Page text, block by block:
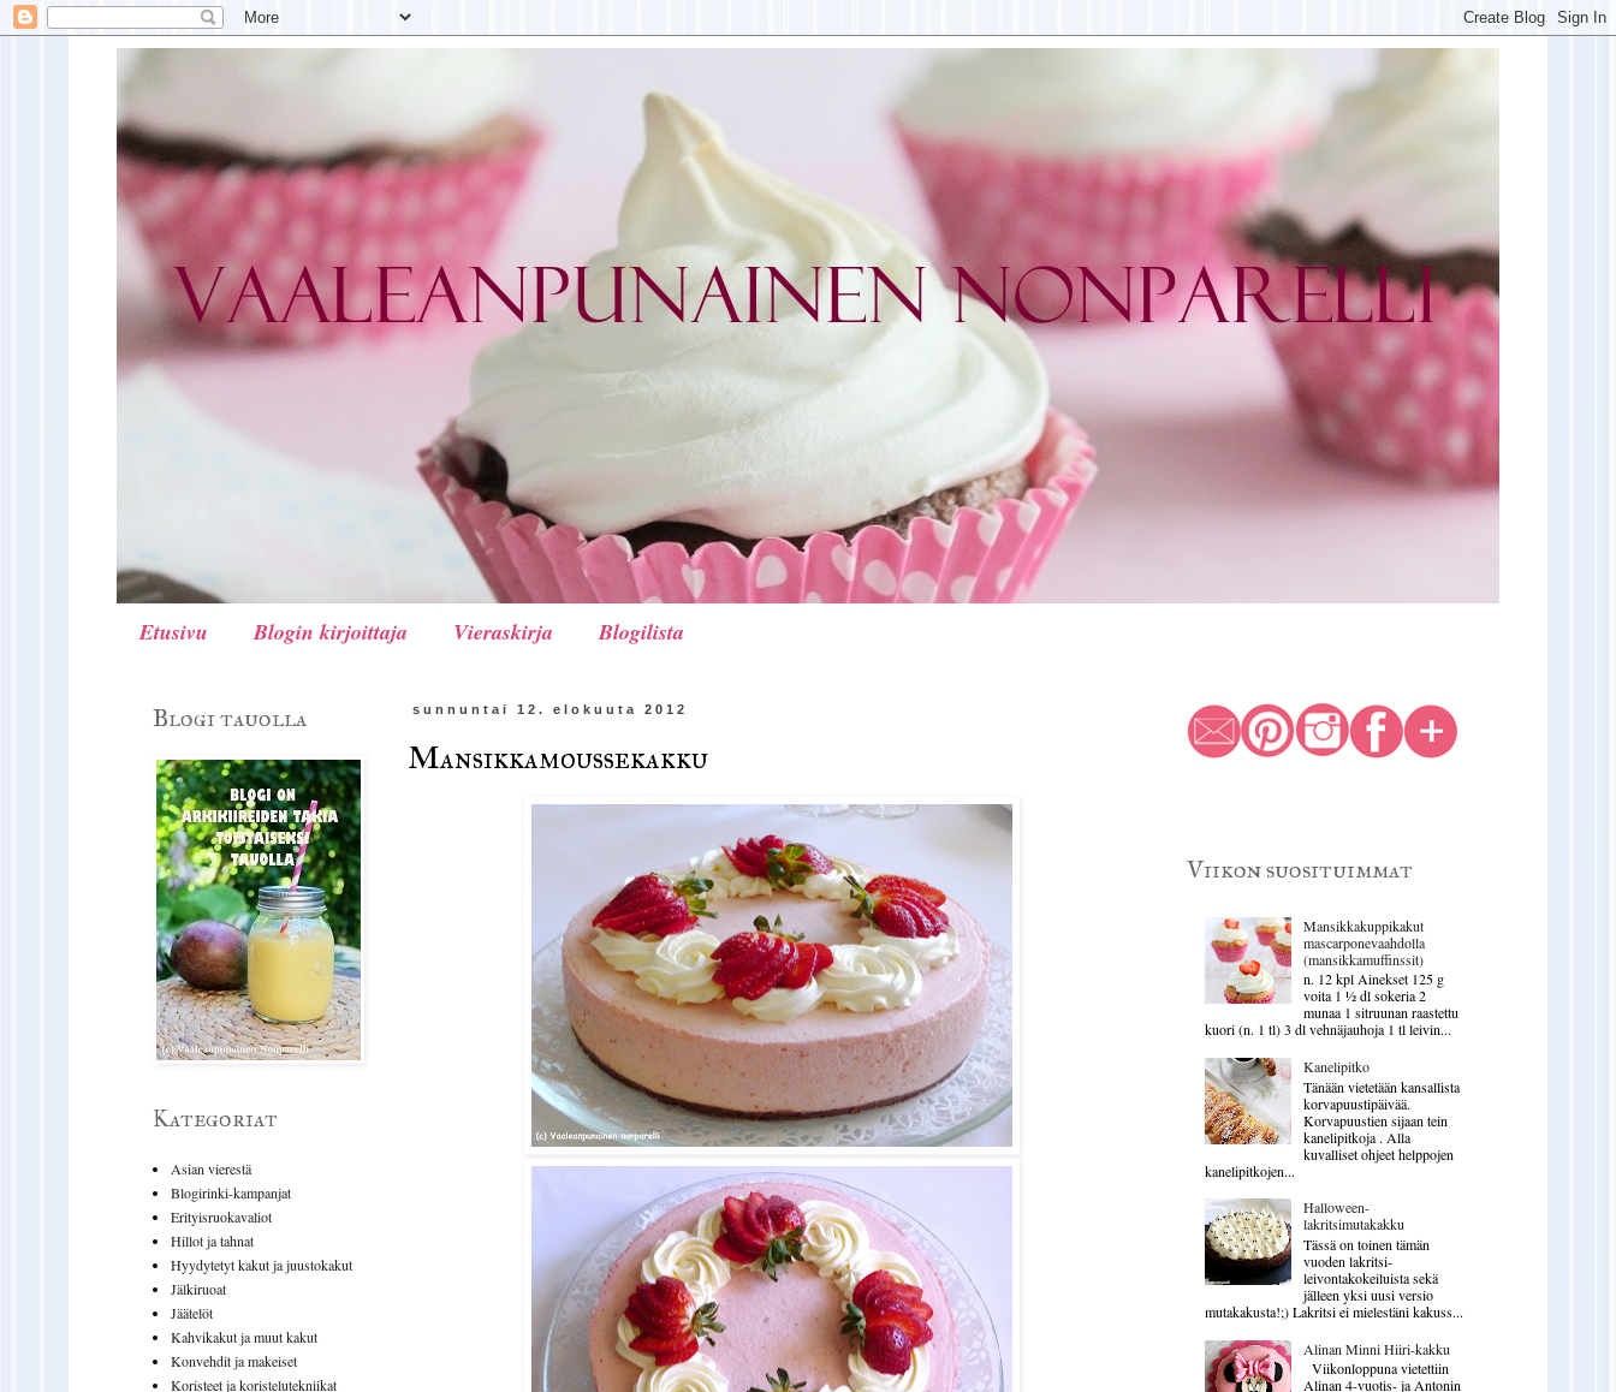
Etusivu Blogin kirjoittaja Vieraskirja Blogilista
sunnuntai 12. elokuuta 2012
Mansikkamoussekakku
Blogi tauolla
Kategoriat
Asian vierestä
Blogirinki-kampanjat
Erityisruokavaliot
Hillot ja tahnat
Hyydytetyt kakut ja juustokakut
Jälkiruoat
Jäätelöt
Kahvikakut ja muut kakut
Konvehdit ja makeiset
Koristeet ja koristelutekniikat
Viikon suosituimmat
Mansikkakuppikakut
mascarponevaahdolla
(mansikkamuffinssit)
n. 12 kpl Ainekset 125 g
voita 1 ½ dl sokeria 2
munaa 1 sitruunan raastettu
kuori (n. 1 tl) 3 dl vehnäjauhoja 1 tl leivin...
Kanelipitko
Tänään vietetään kansallista
korvapuustipäivää.
Korvapuustien sijaan tein
kanelipitkoja . Alla
kuvalliset ohjeet helppojen
kanelipitkojen...
Halloween-
lakritsimutakakku
Tässä on toinen tämän
vuoden lakritsi-
leivontakokeiluista sekä
jälleen yksi uusi versio
mutakakusta!;) Lakritsi ei mielestäni kakuss...
Alinan Minni Hiiri-kakku
Viikonloppuna vietettiin
Alinan 4-vuotis- ja Antonin